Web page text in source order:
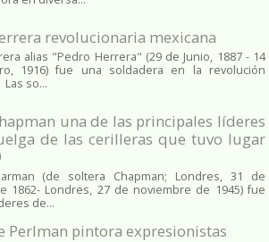
revolucionaria mexicana
alias "Pedro Herrera" (29 de Junio, 1887 - 14
1916) fue una soldadera en la revolución
so...
una de las principales líderes
de las cerilleras que tuvo lugar
(de soltera Chapman; Londres, 31 de
1862​- Londres, 27 de noviembre de 1945)​ fue
de...
Perlman pintora expresionistas